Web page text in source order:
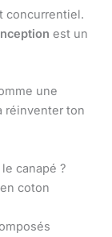
concurrentiel.
est un
une
réinventer ton
canapé ?
en coton